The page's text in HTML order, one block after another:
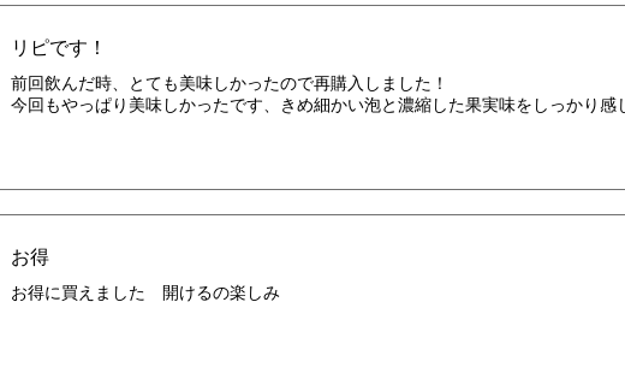
リピです！
前回飲んだ時、とても美味しかったので再購入しました！
今回もやっぱり美味しかったです、きめ細かい泡と濃縮した果実味をしっかり
お得
お得に買えました 開けるの楽しみ